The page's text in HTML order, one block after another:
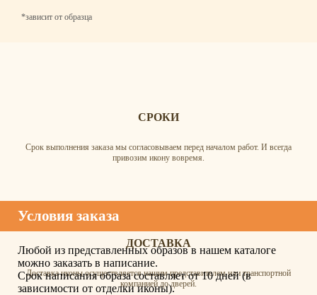
*зависит от образца
СРОКИ
Срок выполнения заказа мы согласовываем перед началом работ. И всегда
привозим икону вовремя.
ДОСТАВКА
Доставка иконы осуществляется нашим представителем или транспортной
компанией до дверей.
Условия заказа
Любой из представленных образов в нашем каталоге
можно заказать в написание.
Срок написания образа составляет от 10 дней (в
зависимости от отделки иконы).